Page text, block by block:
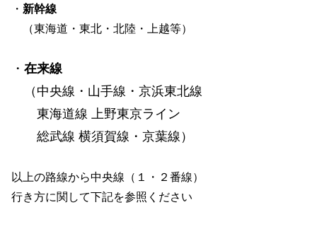
・ 新幹線
（東海道・東北・北陸・上越等）
・ 在来線
（中央線・山手線・京浜東北線
東海道線 上野東京ライン
総武線 横須賀線・京葉線）
以上の路線から中央線（１・２番線）
行き方に関して下記を参照ください